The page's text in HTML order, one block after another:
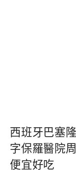
西班牙巴塞
字保羅醫院
便宜好吃